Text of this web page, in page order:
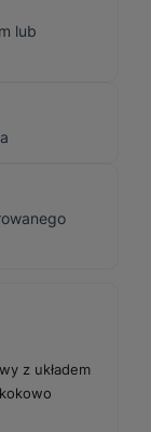
lub
z układem